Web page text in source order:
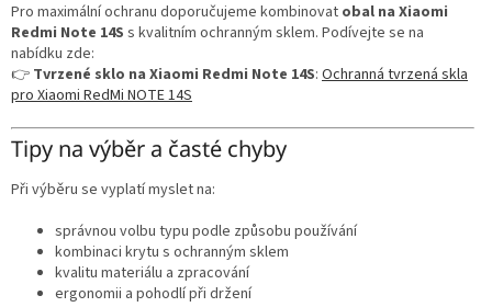
Pro maximální ochranu doporučujeme kombinovat obal na Xiaomi
Redmi Note 14S s kvalitním ochranným sklem. Podívejte se na
nabídku zde:
👉 Tvrzené sklo na Xiaomi Redmi Note 14S: Ochranná tvrzená skla
pro Xiaomi RedMi NOTE 14S
Tipy na výběr a časté chyby
Při výběru se vyplatí myslet na:
správnou volbu typu podle způsobu používání
kombinaci krytu s ochranným sklem
kvalitu materiálu a zpracování
ergonomii a pohodlí při držení